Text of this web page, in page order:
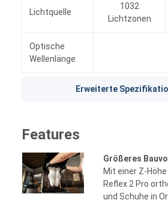
Lichtquelle
1032
Lichtzonen
Optische
Wellenlänge
Erweiterte
Features
Größeres
Mit einer Z-
Reflex 2 Pro
und Schuhe in